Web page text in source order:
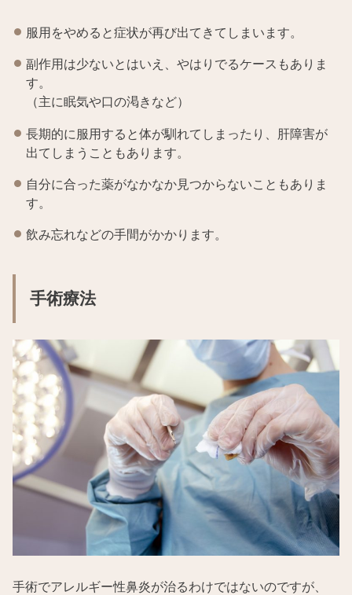
服用をやめると症状が再び出てきてしまいます。
副作用は少ないとはいえ、やはりでるケースもありま
す。
（主に眠気や口の渇きなど）
長期的に服用すると体が馴れてしまったり、肝障害が
出てしまうこともあります。
自分に合った薬がなかなか見つからないこともありま
す。
飲み忘れなどの手間がかかります。
手術療法
手術でアレルギー性鼻炎が治るわけではないのですが、